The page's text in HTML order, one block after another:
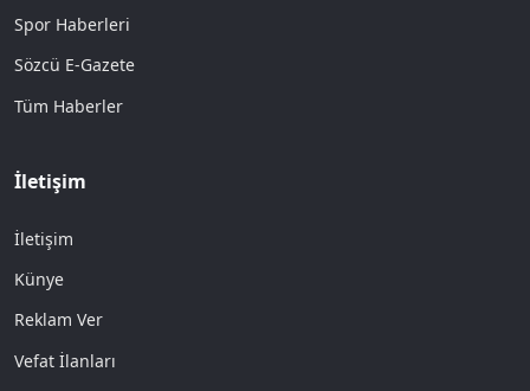
Spor Haberleri
Sözcü E-Gazete
Tüm Haberler
İletişim
İletişim
Künye
Reklam Ver
Vefat İlanları